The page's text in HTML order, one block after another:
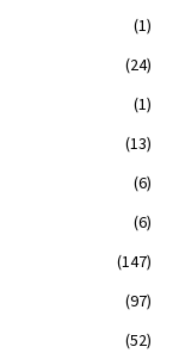
(1)
(24)
(1)
(13)
(6)
(6)
(147)
(97)
(52)